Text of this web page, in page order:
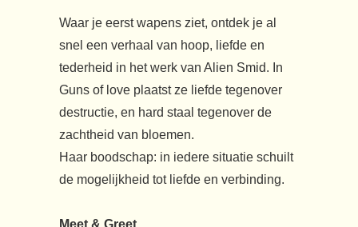
Waar je eerst wapens ziet, ontdek je al
snel een verhaal van hoop, liefde en
tederheid in het werk van Alien Smid. In
Guns of love plaatst ze liefde tegenover
destructie, en hard staal tegenover de
zachtheid van bloemen.
Haar boodschap: in iedere situatie schuilt
de mogelijkheid tot liefde en verbinding.
Meet & Greet